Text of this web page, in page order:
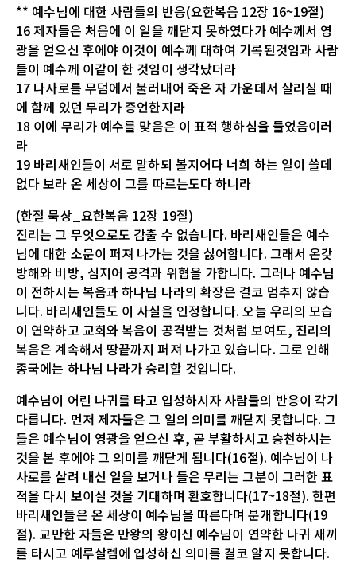
** 예수님에 대한 사람들의 반응(요한복음 12장 16~19절)
16 제자들은 처음에 이 일을 깨닫지 못하였다가 예수께서 영
광을 얻으신 후에야 이것이 예수께 대하여 기록된것임과 사람
들이 예수께 이같이 한 것임이 생각났더라
17 나사로를 무덤에서 불러내어 죽은 자 가운데서 살리실 때
에 함께 있던 무리가 증언한지라
18 이에 무리가 예수를 맞음은 이 표적 행하심을 들었음이러
라
19 바리새인들이 서로 말하되 볼지어다 너희 하는 일이 쓸데
없다 보라 온 세상이 그를 따르는도다 하니라
(한절 묵상_요한복음 12장 19절)
진리는 그 무엇으로도 감출 수 없습니다. 바리새인들은 예수
님에 대한 소문이 퍼져 나가는 것을 싫어합니다. 그래서 온갖
방해와 비방, 심지어 공격과 위협을 가합니다. 그러나 예수님
이 전하시는 복음과 하나님 나라의 확장은 결코 멈추지 않습
니다. 바리새인들도 이 사실을 인정합니다. 오늘 우리의 모습
이 연약하고 교회와 복음이 공격받는 것처럼 보여도, 진리의
복음은 계속해서 땅끝까지 퍼져 나가고 있습니다. 그로 인해
종국에는 하나님 나라가 승리할 것입니다.
예수님이 어린 나귀를 타고 입성하시자 사람들의 반응이 각기
다릅니다. 먼저 제자들은 그 일의 의미를 깨닫지 못합니다. 그
들은 예수님이 영광을 얻으신 후, 곧 부활하시고 승천하시는
것을 본 후에야 그 의미를 깨닫게 됩니다(16절). 예수님이 나
사로를 살려 내신 일을 보거나 들은 무리는 그분이 그러한 표
적을 다시 보이실 것을 기대하며 환호합니다(17~18절). 한편
바리새인들은 온 세상이 예수님을 따른다며 분개합니다(19
절). 교만한 자들은 만왕의 왕이신 예수님이 연약한 나귀 새끼
를 타시고 예루살렘에 입성하신 의미를 결코 알지 못합니다.